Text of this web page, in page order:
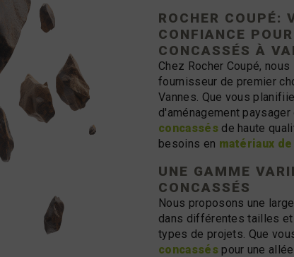
ROCHER COUPÉ:
CONFIANCE
CONCASSÉS À
Chez Rocher Coupé,
fournisseur de premier
Vannes. Que vous
d'aménagement
concassésde haute
besoins en matériaux
UNE GAMME
CONCASSÉS
Nous proposons une
dans différentes tailles
types de projets. Que
concasséspour une